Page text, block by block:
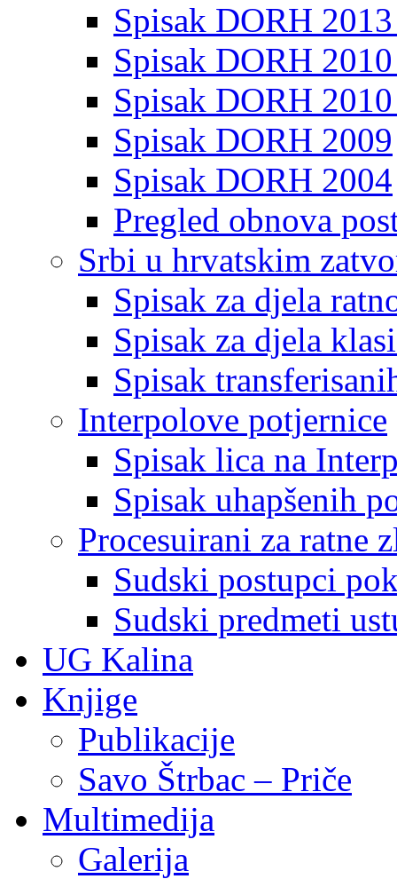
Spisak DORH
Spisak DORH
Spisak DORH
Spisak DORH 2009
Spisak DORH 2004
Pregled obnova
Srbi u hrvatskim
Spisak za djela
Spisak za djela
Spisak
Interpolove potjernice
Spisak lica na
Spisak uhapšenih
Procesuirani za ratne
Sudski postupci
Sudski predmeti
UG Kalina
Knjige
Publikacije
Savo Štrbac – Priče
Multimedija
Galerija